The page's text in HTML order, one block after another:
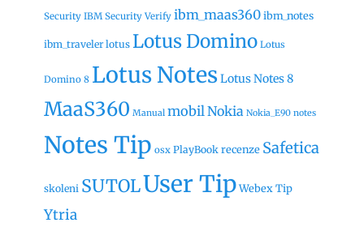
Security IBM Security Verify ibm_maas360ibm_notes
ibm_traveler lotus Lotus Domino Lotus
Domino 8 Lotus Notes Lotus Notes 8
MaaS360 Manual mobil Nokia Nokia_E90 notes
Notes Tip osx PlayBook recenze Safetica
skoleni SUTOLUser TipWebex Tip
Ytria